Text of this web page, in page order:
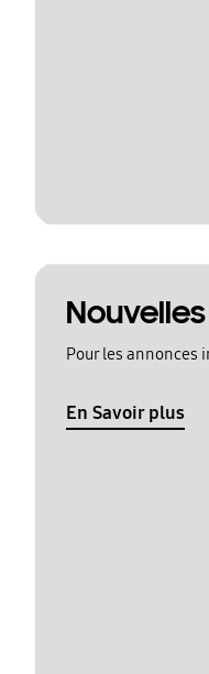
Pour les annonces
En Savoir plus